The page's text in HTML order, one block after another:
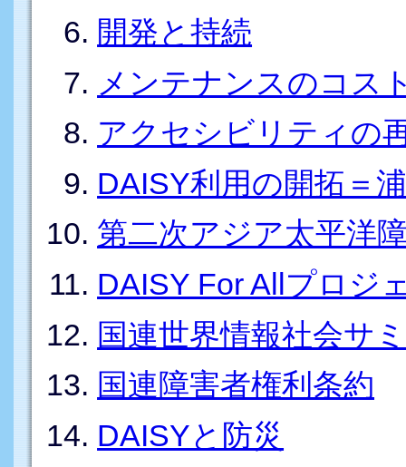
開発と持続
メンテナンスのコス
アクセシビリティの
DAISY利用の開拓＝
第二次アジア太平洋
DAISY For Allプロジ
国連世界情報社会サ
国連障害者権利条約
DAISYと防災